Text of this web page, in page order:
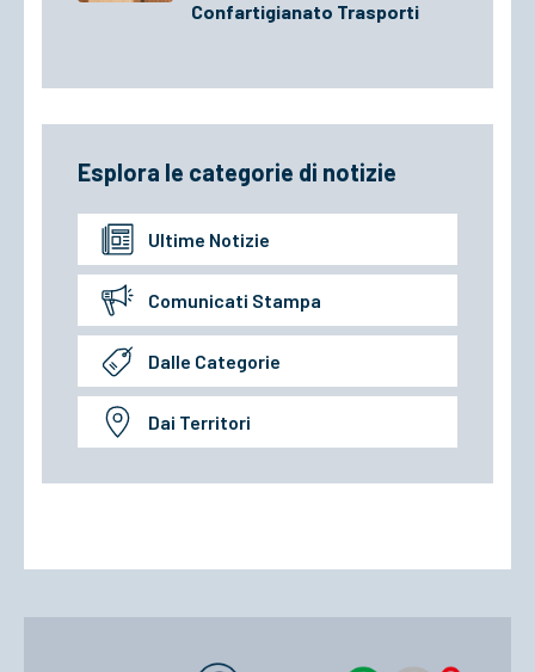
Confartigianato Trasporti
Esplora le categorie di notizie
Ultime Notizie
Comunicati Stampa
Dalle Categorie
Dai Territori